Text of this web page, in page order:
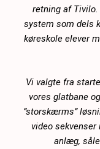
retning af
system som dels
køreskole elever
Vi valgte fra
vores glatbane
”storskærms”
video
anlæg,